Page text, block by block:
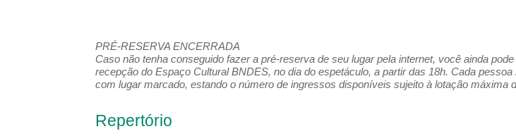
PRÉ-RESERVA ENCERRADA
Caso não tenha conseguido fazer a pré-reserva de seu lugar pela internet, você ainda
recepção do Espaço Cultural BNDES, no dia do espetáculo, a partir das 18h. Cada
com lugar marcado, estando o número de ingressos disponíveis sujeito à lotação máxima
Repertório